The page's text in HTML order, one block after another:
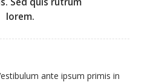
lorem.
ante ipsum primis in